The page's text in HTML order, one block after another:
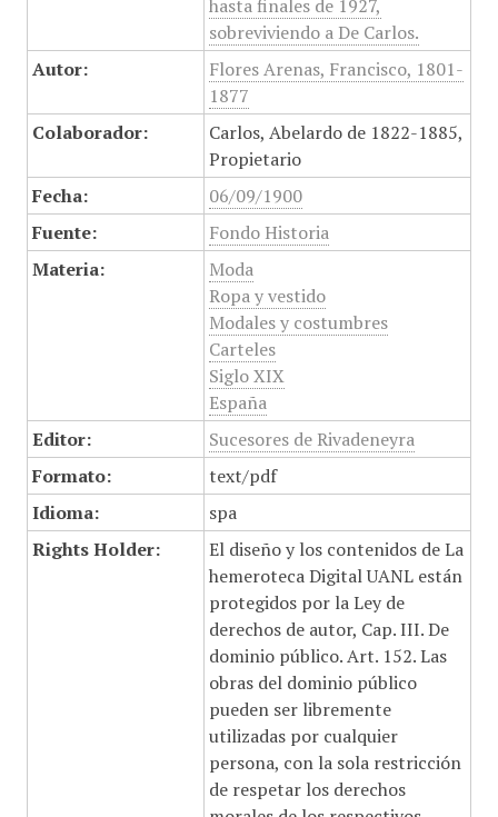
hasta finales de 1927,
sobreviviendo a De Carlos.
Autor:
Flores Arenas, Francisco, 1801-
1877
Colaborador:
Carlos, Abelardo de 1822-1885,
Propietario
Fecha:
06/09/1900
Fuente:
Fondo Historia
Materia:
Moda
Ropa y vestido
Modales y costumbres
Carteles
Siglo XIX
España
Editor:
Sucesores de Rivadeneyra
Formato:
text/pdf
Idioma:
spa
Rights Holder:
El diseño y los contenidos de La
hemeroteca Digital UANL están
protegidos por la Ley de
derechos de autor, Cap. III. De
dominio público. Art. 152. Las
obras del dominio público
pueden ser libremente
utilizadas por cualquier
persona, con la sola restricción
de respetar los derechos